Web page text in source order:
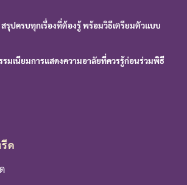
รุปครบทุกเรื่องที่ต้องรู้ พร้อมวิธีเตรียมตัวแบบ
รมเนียมการแสดงความอาลัยที่ควรรู้ก่อนร่วมพิธี
ด